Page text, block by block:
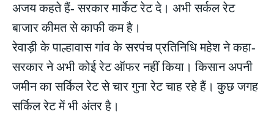
अजय कहते हैं- सरकार मार्केट रेट दे। अभी सर्कल रेट
बाजार कीमत से काफी कम है।
रेवाड़ी के पाल्हावास गांव के सरपंच प्रतिनिधि महेश ने कहा-
सरकार ने अभी कोई रेट ऑफर नहीं किया। किसान अपनी
जमीन का सर्किल रेट से चार गुना रेट चाह रहे हैं। कुछ जगह
सर्किल रेट में भी अंतर है।